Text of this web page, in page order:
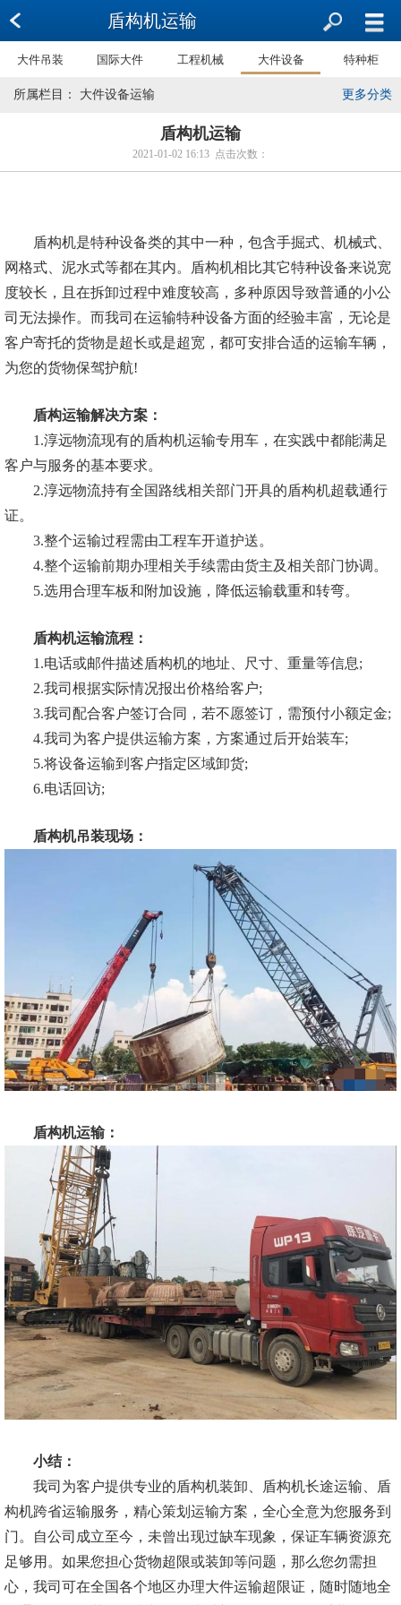
盾构机运输
大件吊装 国际大件 工程机械 大件设备 特种柜
更多分类
所属栏目： 大件设备运输
盾构机运输
2021-01-02 16:13 点击次数：
盾构机是特种设备类的其中一种，包含手掘式、机械式、
网格式、泥水式等都在其内。盾构机相比其它特种设备来说宽
度较长，且在拆卸过程中难度较高，多种原因导致普通的小公
司无法操作。而我司在运输特种设备方面的经验丰富，无论是
客户寄托的货物是超长或是超宽，都可安排合适的运输车辆，
为您的货物保驾护航!
盾构运输解决方案：
1.淳远物流现有的盾构机运输专用车，在实践中都能满足
客户与服务的基本要求。
2.淳远物流持有全国路线相关部门开具的盾构机超载通行
证。
3.整个运输过程需由工程车开道护送。
4.整个运输前期办理相关手续需由货主及相关部门协调。
5.选用合理车板和附加设施，降低运输载重和转弯。
盾构机运输流程：
1.电话或邮件描述盾构机的地址、尺寸、重量等信息;
2.我司根据实际情况报出价格给客户;
3.我司配合客户签订合同，若不愿签订，需预付小额定金;
4.我司为客户提供运输方案，方案通过后开始装车;
5.将设备运输到客户指定区域卸货;
6.电话回访;
盾构机吊装现场：
盾构机运输：
小结：
我司为客户提供专业的盾构机装卸、盾构机长途运输、盾
构机跨省运输服务，精心策划运输方案，全心全意为您服务到
门。自公司成立至今，未曾出现过缺车现象，保证车辆资源充
足够用。如果您担心货物超限或装卸等问题，那么您勿需担
心，我司可在全国各个地区办理大件运输超限证，随时随地全